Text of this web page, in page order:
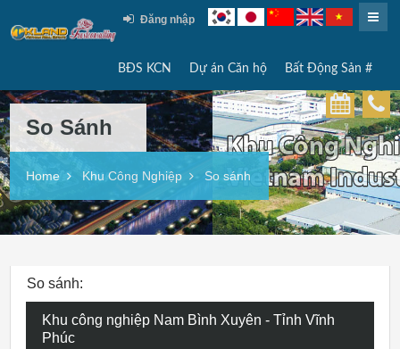
Đăng nhập
BĐS KCN Dự án Căn hộ Bất Động Sản #
So Sánh
Home Khu Công Nghiệp So sánh
So sánh:
Khu công nghiệp Nam Bình Xuyên - Tỉnh Vĩnh
Phúc